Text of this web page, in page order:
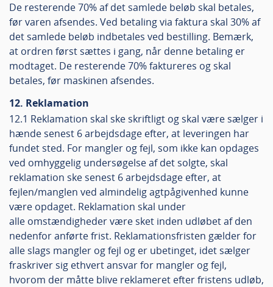
De resterende 70% af det samlede beløb skal betales,
før varen afsendes. Ved betaling via faktura skal 30% af
det samlede beløb indbetales ved bestilling. Bemærk,
at ordren først sættes i gang, når denne betaling er
modtaget. De resterende 70% faktureres og skal
betales, før maskinen afsendes.
12. Reklamation
12.1 Reklamation skal ske skriftligt og skal være sælger i
hænde senest 6 arbejdsdage efter, at leveringen har
fundet sted. For mangler og fejl, som ikke kan opdages
ved omhyggelig undersøgelse af det solgte, skal
reklamation ske senest 6 arbejdsdage efter, at
fejlen/manglen ved almindelig agtpågivenhed kunne
være opdaget. Reklamation skal under
alle omstændigheder være sket inden udløbet af den
nedenfor anførte frist. Reklamationsfristen gælder for
alle slags mangler og fejl og er ubetinget, idet sælger
fraskriver sig ethvert ansvar for mangler og fejl,
hvorom der måtte blive reklameret efter fristens udløb,